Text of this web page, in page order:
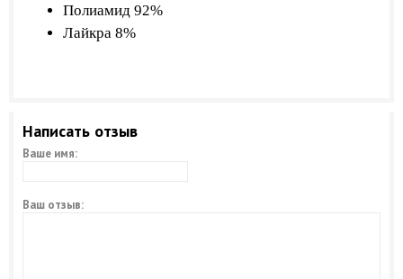
Полиамид 92%
Лайкра 8%
Написать отзыв
Ваше имя:
Ваш отзыв: